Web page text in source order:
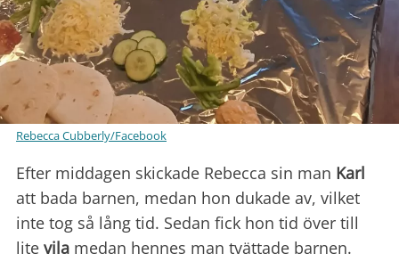
Rebecca Cubberly/Facebook
Efter middagen skickade Rebecca sin man Karl
att bada barnen, medan hon dukade av, vilket
inte tog så lång tid. Sedan fick hon tid över till
lite vila medan hennes man tvättade barnen.